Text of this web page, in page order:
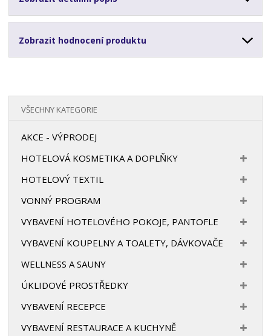
Zobrazit hodnocení produktu
VŠECHNY KATEGORIE
AKCE - VÝPRODEJ
HOTELOVÁ KOSMETIKA A DOPLŇKY
HOTELOVÝ TEXTIL
VONNÝ PROGRAM
VYBAVENÍ HOTELOVÉHO POKOJE, PANTOFLE
VYBAVENÍ KOUPELNY A TOALETY, DÁVKOVAČE
WELLNESS A SAUNY
ÚKLIDOVÉ PROSTŘEDKY
VYBAVENÍ RECEPCE
VYBAVENÍ RESTAURACE A KUCHYNĚ